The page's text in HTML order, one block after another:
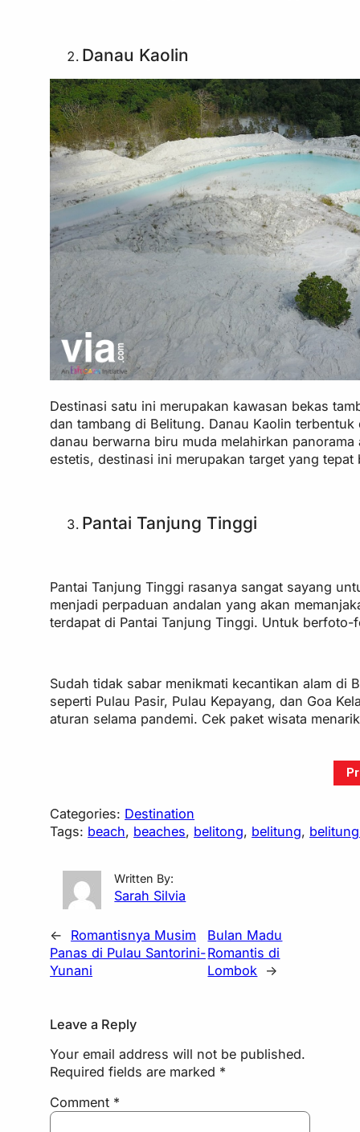
Danau Kaolin
Destinasi satu ini merupakan kawasan bekas
dan tambang di Belitung. Danau Kaolin
danau berwarna biru muda melahirkan
estetis, destinasi ini merupakan target yang tepat
Pantai Tanjung Tinggi
Pantai Tanjung Tinggi rasanya sangat sayang
menjadi perpaduan andalan yang akan
terdapat di Pantai Tanjung Tinggi. Untuk
Sudah tidak sabar menikmati kecantikan alam di
seperti Pulau Pasir, Pulau Kepayang, dan Goa
aturan selama pandemi. Cek paket wisata
Categories: Destination
Tags: beach, beaches, belitong, belitung,
Written By:
Sarah Silvia
←
Romantisnya Musim
Panas di Pulau Santorini-
Yunani
Bulan Madu
Romantis di
Lombok →
Leave a Reply
Your email address will not be published.
Required fields are marked *
Comment *